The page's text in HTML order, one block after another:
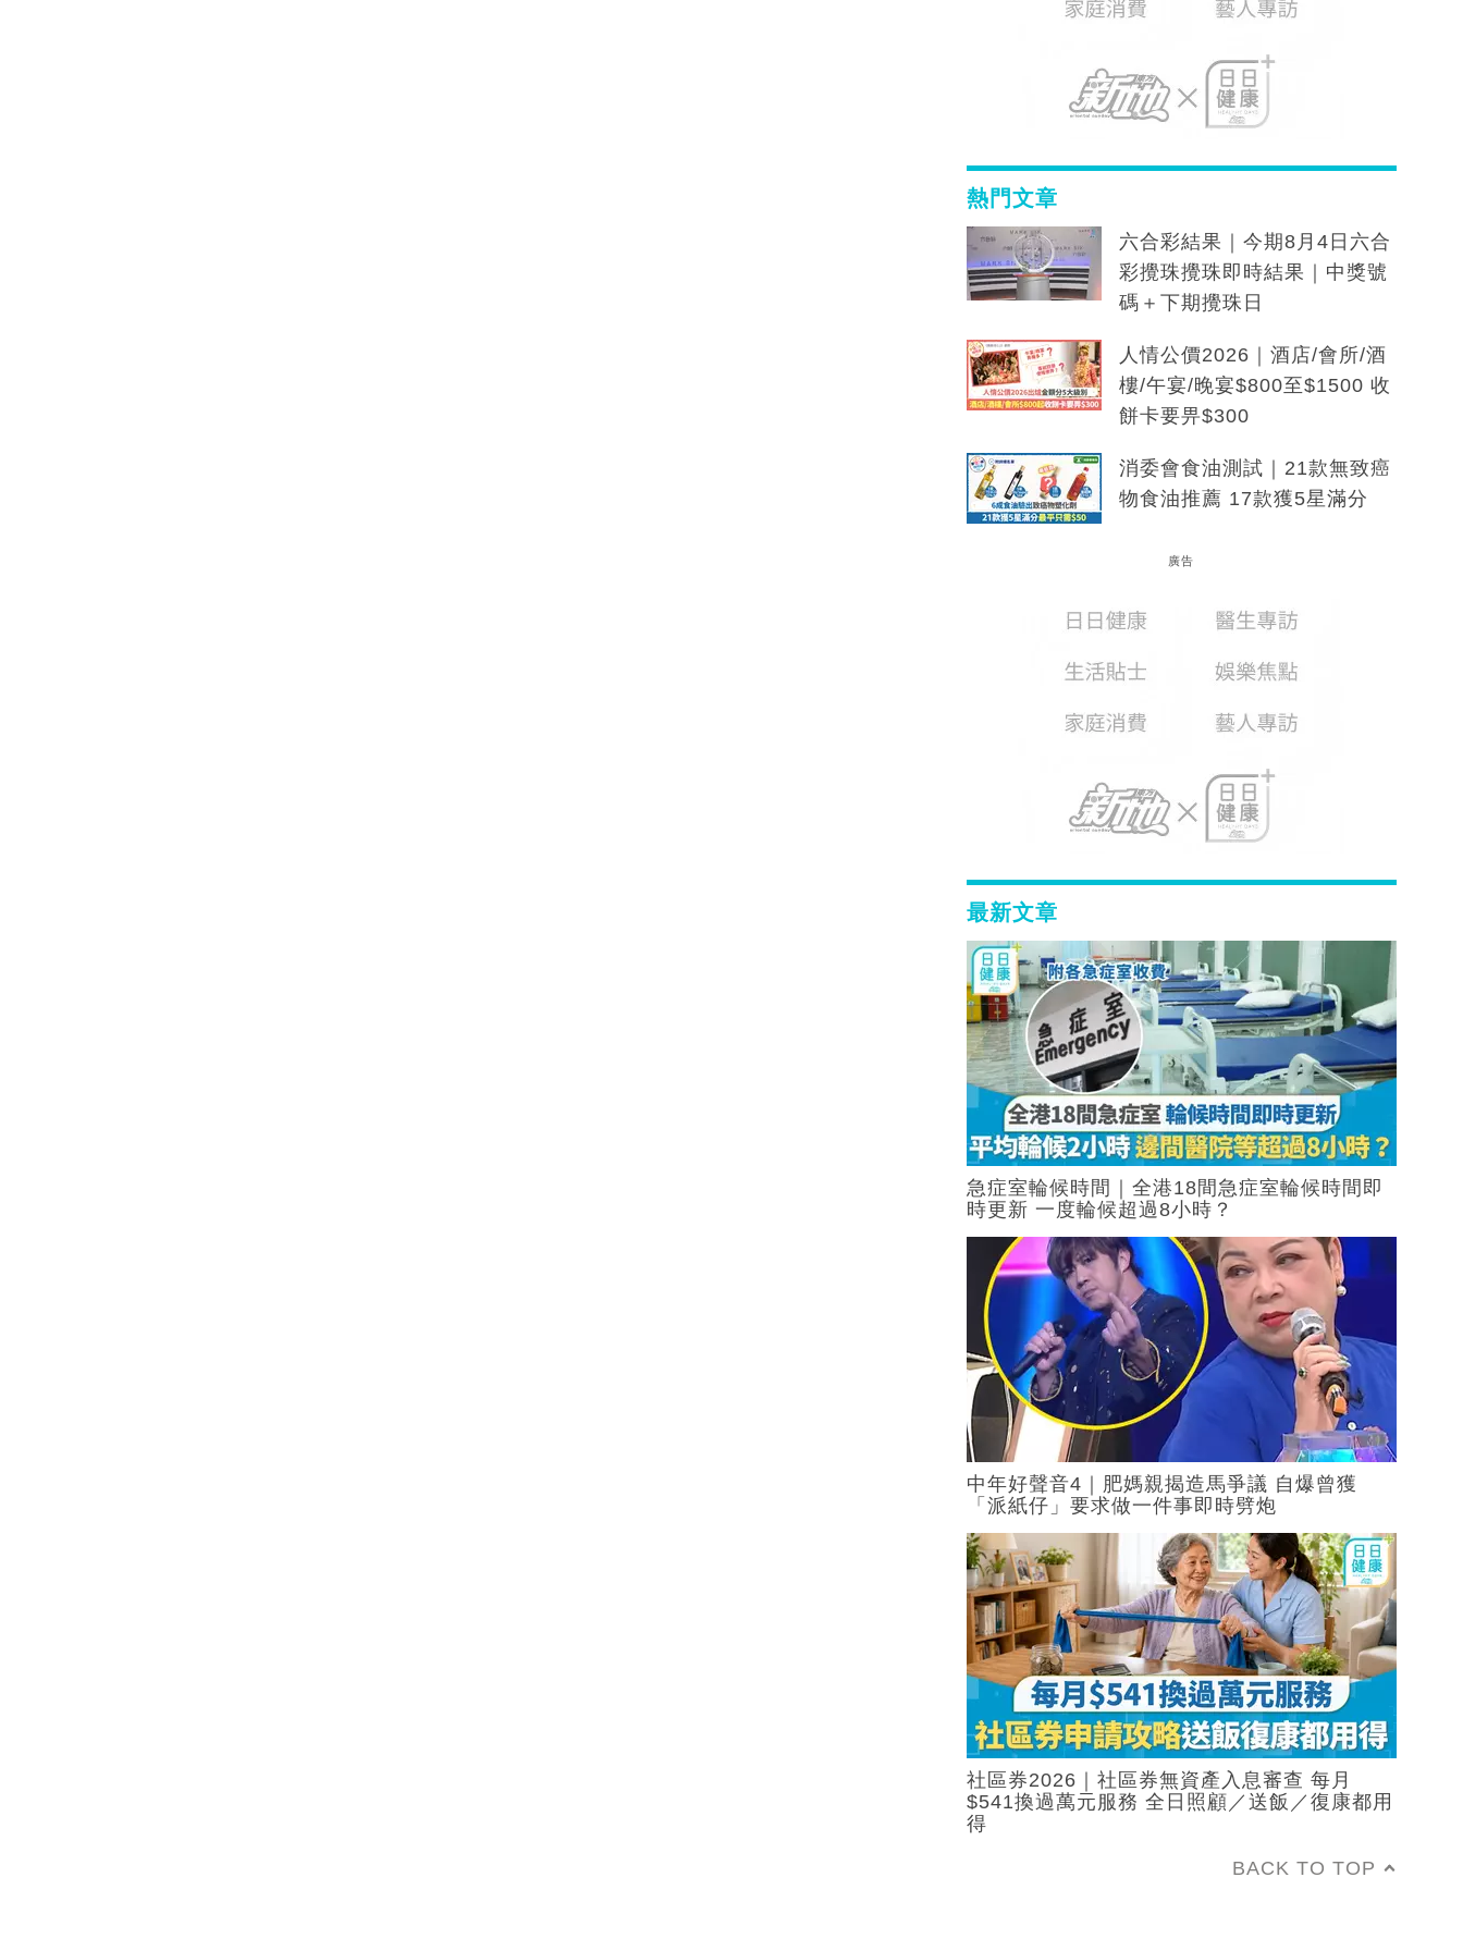
熱門文章
六合彩結果｜今期8月4日六合
彩攪珠攪珠即時結果｜中獎號
碼＋下期攪珠日
人情公價2026｜酒店/會所/酒
樓/午宴/晚宴$800至$1500 收
餅卡要畀$300
消委會食油測試｜21款無致癌
物食油推薦 17款獲5星滿分
廣告
最新文章
急症室輪候時間｜全港18間急症室輪候時間即
時更新 一度輪候超過8小時？
中年好聲音4｜肥媽親揭造馬爭議 自爆曾獲
「派紙仔」要求做一件事即時劈炮
社區券2026｜社區券無資產入息審查 每月
$541換過萬元服務 全日照顧／送飯／復康都用
得
BACK TO TOP